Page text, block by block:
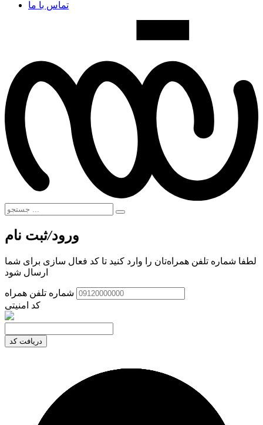
تماس با ما
ورود/ثبت نام
لطفا شماره تلفن همراه‌تان را وارد کنید تا کد فعال سازی برای شما
ارسال شود
کد امنیتی
دریافت کد